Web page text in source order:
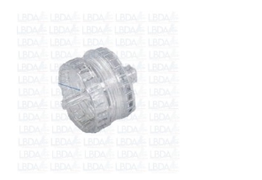
pour
mini-
photomètres
Checker
HC